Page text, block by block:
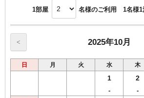
1部屋 名様のご利用 1名様1
< 2025年10月
日 月 火 水 木
1
-
2
-